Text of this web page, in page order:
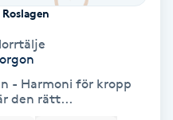
den rätt...